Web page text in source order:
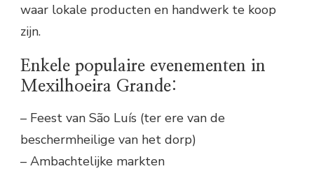
waar lokale producten en handwerk te koop
zijn.
Enkele populaire evenementen in
Mexilhoeira Grande:
– Feest van São Luís (ter ere van de
beschermheilige van het dorp)
– Ambachtelijke markten